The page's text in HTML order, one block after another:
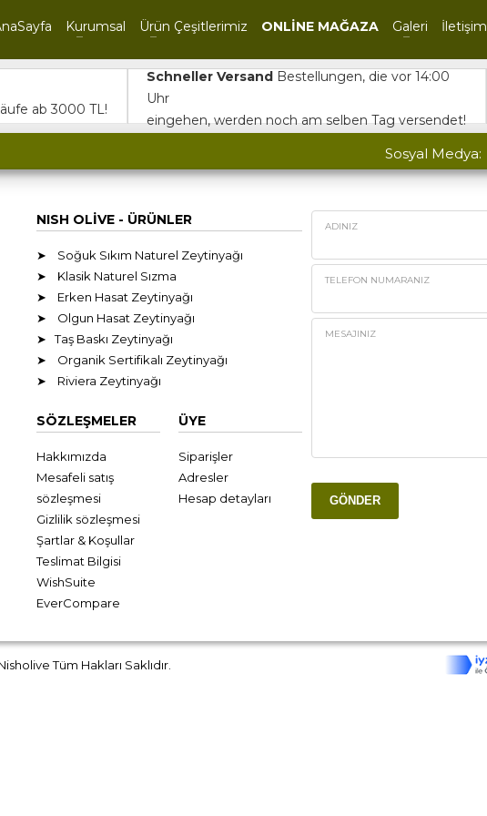
Kurumsal Ürün Çeşitlerimiz ONLİNE MAĞAZA Galeri İletişim
ab 3000 TL!
Schneller Versand Bestellungen, die vor 14:00
Uhr
eingehen, werden noch am selben Tag versendet!
Sosyal Medya:
NISH OLİVE - ÜRÜNLER
➤ Soğuk Sıkım Naturel Zeytinyağı
➤ Klasik Naturel Sızma
➤ Erken Hasat Zeytinyağı
➤ Olgun Hasat Zeytinyağı
➤ Taş Baskı Zeytinyağı
➤ Organik Sertifikalı Zeytinyağı
➤ Riviera Zeytinyağı
SÖZLEŞMELER
Hakkımızda
Mesafeli satış
sözleşmesi
Gizlilik sözleşmesi
Şartlar & Koşullar
Teslimat Bilgisi
WishSuite
EverCompare
ÜYE
Siparişler
Adresler
Hesap detayları
ADINIZ
TELEFON NUMARANIZ
MESAJINIZ
GÖNDER
Tüm Hakları Saklıdır.